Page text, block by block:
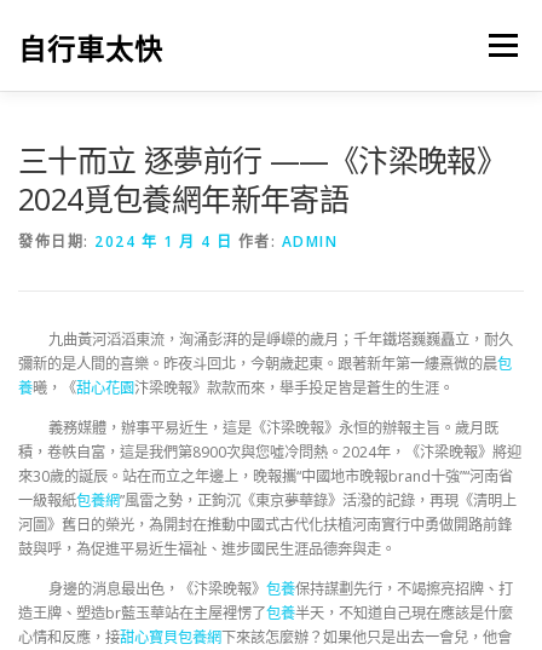
自行車太快 選單
三十而立 逐夢前行 ​——《汴梁晚報》
2024覓包養網年新年寄語
發佈日期: 2024 年 1 月 4 日 作者: ADMIN
九曲黃河滔滔東流，洶涌彭湃的是崢嶸的歲月；千年鐵塔巍巍矗立，耐久
彌新的是人間的喜樂。昨夜斗回北，今朝歲起東。跟著新年第一縷熹微的晨包
養曦，《甜心花園汴梁晚報》款款而來，舉手投足皆是蒼生的生涯。
義務媒體，辦事平易近生，這是《汴梁晚報》永恒的辦報主旨。歲月既
積，卷帙自富，這是我們第8900次與您噓冷問熱。2024年，《汴梁晚報》將迎
來30歲的誕辰。站在而立之年邊上，晚報攜“中國地市晚報brand十強”“河南省
一級報紙包養網”風雷之勢，正鉤沉《東京夢華錄》活潑的記錄，再現《清明上
河圖》舊日的榮光，為開封在推動中國式古代化扶植河南實行中勇做開路前鋒
鼓與呼，為促進平易近生福祉、進步國民生涯品德奔與走。
身邊的消息最出色，《汴梁晚報》 包養保持謀劃先行，不竭擦亮招牌、打
造王牌、塑造br藍玉華站在主屋裡愣了包養半天，不知道自己現在應該是什麼
心情和反應，接甜心寶貝包養網下來該怎麼辦？如果他只是出去一會兒，他會